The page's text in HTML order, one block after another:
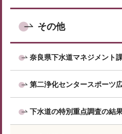
その他
奈良県下水道マネジメント
第二浄化センタースポーツ
下水道の特別重点調査の結